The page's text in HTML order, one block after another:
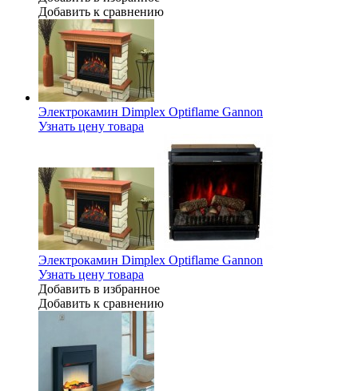
Добавить к сравнению
Электрокамин Dimplex Optiflame Gannon
Узнать цену товара
Электрокамин Dimplex Optiflame Gannon
Узнать цену товара
Добавить в избранное
Добавить к сравнению